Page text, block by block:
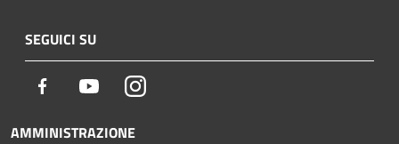
SEGUICI SU
Facebook YoutubeInstagram
AMMINISTRAZIONE